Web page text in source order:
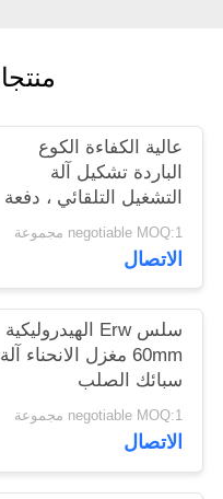
اطلب
اقتباس
خريطة
الموقع
PRIVACY
POLICY
عالية الكفاءة الكوع
الباردة تشكيل آلة
التشغيل التلقائي ، دفعة
الإنتاج
negotiable MOQ:1 مجموعة
الاتصال
سلس Erw الهيدروليكية
60mm مغزل الانحناء آلة
سبائك الصلب
negotiable MOQ:1 مجموعة
الاتصال